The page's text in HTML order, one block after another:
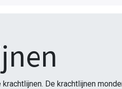
De krachtlijnen